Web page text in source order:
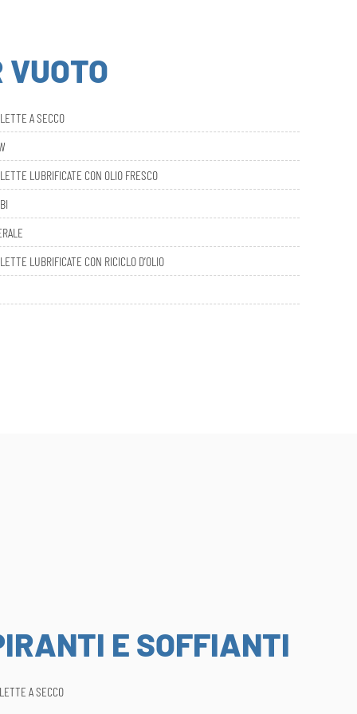
VUOTO
A SECCO
LUBRIFICATE CON OLIO FRESCO
LUBRIFICATE CON RICICLO D’OLIO
E SOFFIANTI
A SECCO